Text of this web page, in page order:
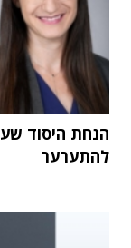
הנחת היסוד
להתערער